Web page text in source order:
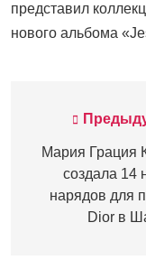
представил
нового альбома
Навигация
по
записям
Мария Грация
создала 14
нарядов для
Dior в